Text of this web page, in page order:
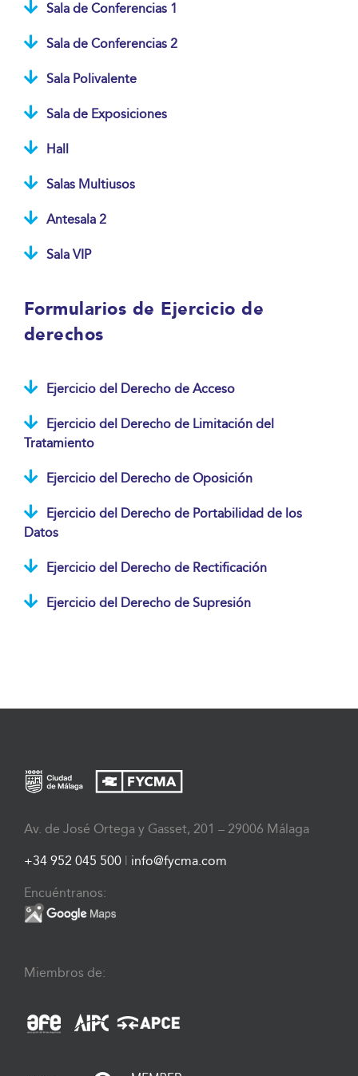
Sala de Conferencias 1
Sala de Conferencias 2
Sala Polivalente
Sala de Exposiciones
Hall
Salas Multiusos
Antesala 2
Sala VIP
Formularios de Ejercicio de
derechos
Ejercicio del Derecho de Acceso
Ejercicio del Derecho de Limitación del
Tratamiento
Ejercicio del Derecho de Oposición
Ejercicio del Derecho de Portabilidad de los
Datos
Ejercicio del Derecho de Rectificación
Ejercicio del Derecho de Supresión
Av. de José Ortega y Gasset, 201 – 29006 Málaga
+34 952 045 500 | info@fycma.com
Encuéntranos:
Miembros de: